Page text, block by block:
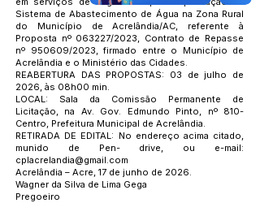
Sistema de Abastecimento de Água na Zona Rural
do Município de Acrelândia/AC, referente à
Proposta nº 063227/2023, Contrato de Repasse
nº 950609/2023, firmado entre o Município de
Acrelândia e o Ministério das Cidades.
REABERTURA DAS PROPOSTAS: 03 de julho de
2026, às 08h00 min.
LOCAL: Sala da Comissão Permanente de
Licitação, na Av. Gov. Edmundo Pinto, nº 810-
Centro, Prefeitura Municipal de Acrelândia.
RETIRADA DE EDITAL: No endereço acima citado,
munido de Pen- drive, ou e-mail:
cplacrelandia@gmail.com
Acrelândia – Acre, 17 de junho de 2026.
Wagner da Silva de Lima Gega
Pregoeiro